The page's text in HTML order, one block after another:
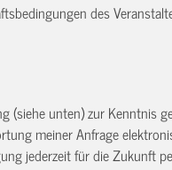
des
(siehe unten) zur Kenntnis
meiner Anfrage
jederzeit für die Zukunft